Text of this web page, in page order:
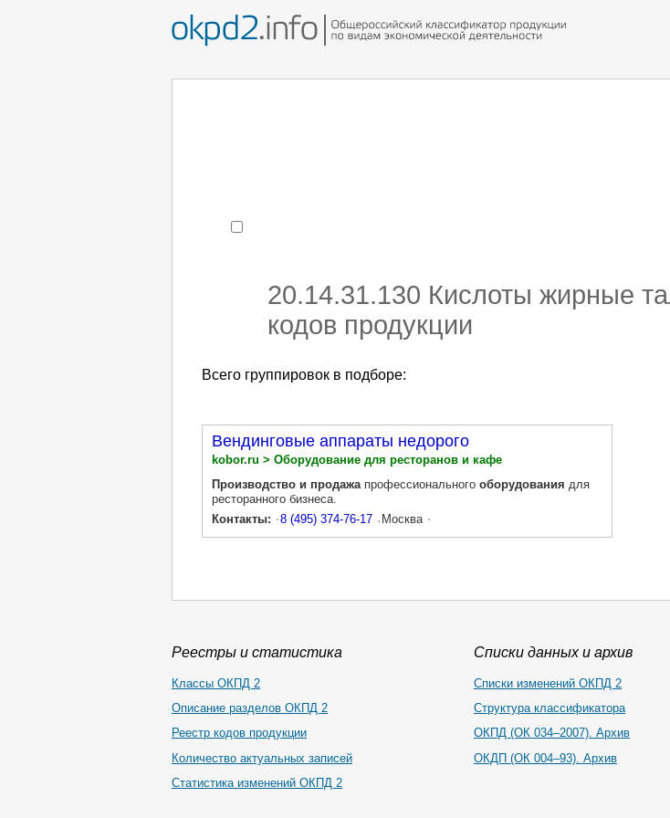
20.14.31.130 Кислоты жирные
кодов продукции
Всего группировок в подборе:
Вендинговые аппараты недорого
kobor.ru > Оборудование для ресторанов и кафе
Производство и продажа профессионального оборудования для
ресторанного бизнеса.
Контакты:
8 (495) 374-76-17 Москва
Реестры и статистика
Классы ОКПД 2
Описание разделов ОКПД 2
Реестр кодов продукции
Количество актуальных записей
Статистика изменений ОКПД 2
Списки данных и архив
Списки изменений ОКПД 2
Структура классификатора
ОКПД (ОК 034–2007). Архив
ОКДП (ОК 004–93). Архив